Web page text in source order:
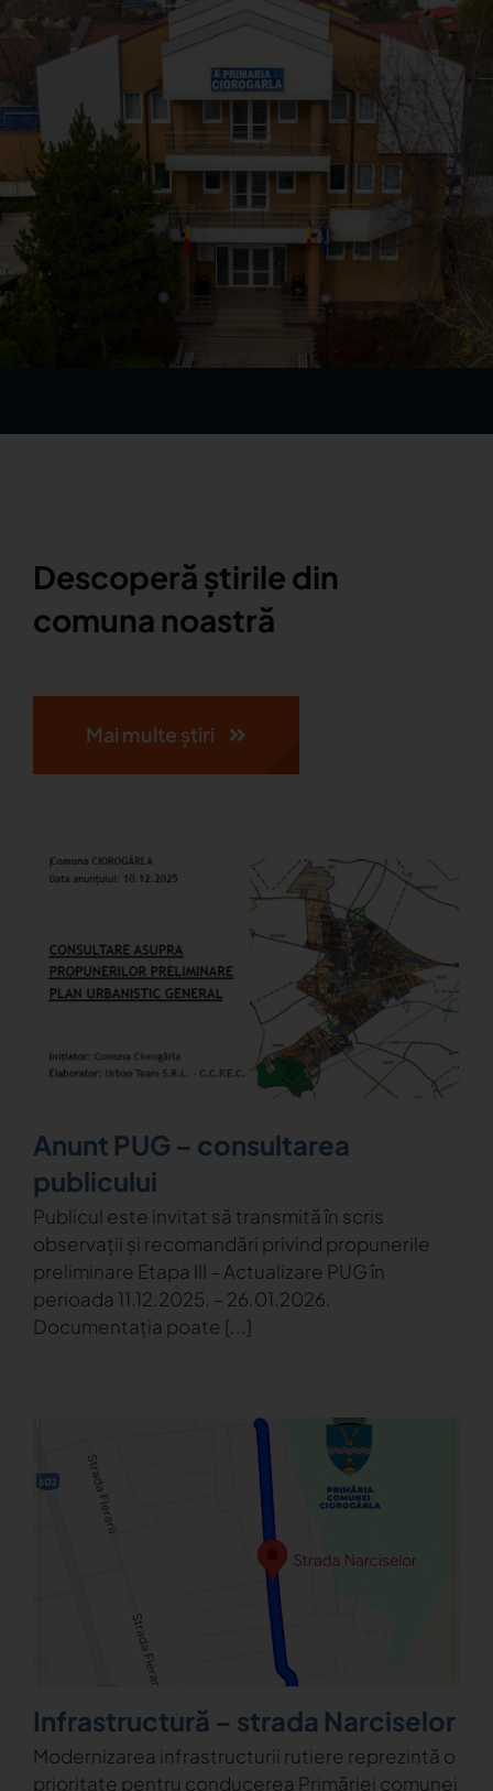
Descoperă știrile din
comuna noastră
Mai multe știri
Anunt PUG – consultarea
publicului
Publicul este invitat să transmită în scris
observații și recomandări privind propunerile
preliminare Etapa III – Actualizare PUG în
perioada 11.12.2025. – 26.01.2026.
Documentația poate [...]
Infrastructură – strada Narciselor
Modernizarea infrastructurii rutiere reprezintă o
prioritate pentru conducerea Primăriei comunei